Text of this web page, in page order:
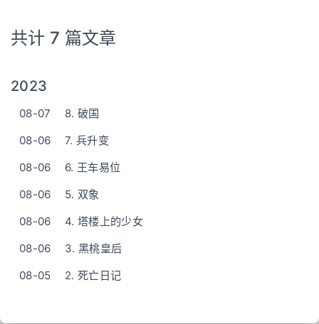
共计 7 篇文章
2023
08-07
8. 破国
08-06
7. 兵升变
08-06
6. 王车易位
08-06
5. 双象
08-06
4. 塔楼上的少女
08-06
3. 黑桃皇后
08-05
2. 死亡日记